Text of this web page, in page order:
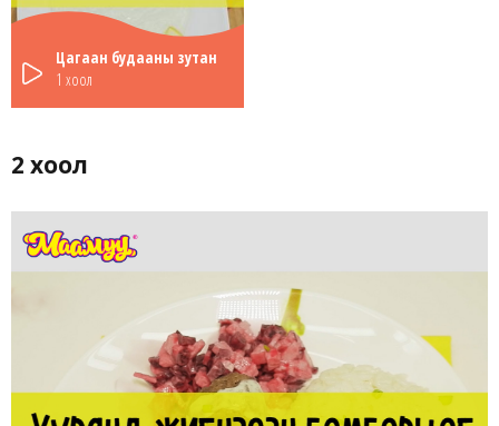
Цагаан будааны зутан
1 хоол
2 хоол